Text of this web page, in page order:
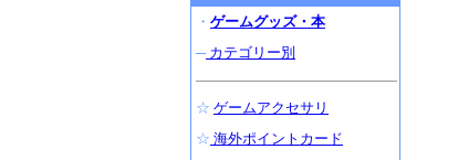
・ ゲームグッズ・本
─カテゴリー別
☆ ゲームアクセサリ
☆ 海外ポイントカード